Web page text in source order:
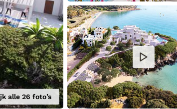
alle 26 foto’s